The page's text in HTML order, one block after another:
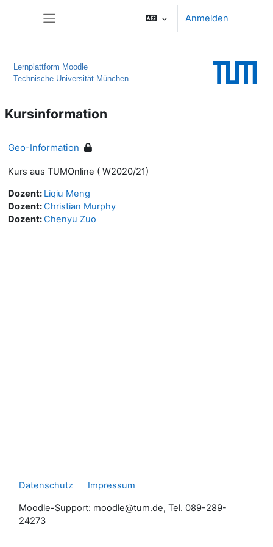
Anmelden
Lernplattform Moodle
Technische Universität München
Kursinformation
Geo-Information
Kurs aus TUMOnline ( W2020/21)
Dozent: Liqiu Meng
Dozent:Christian Murphy
Dozent:Chenyu Zuo
Datenschutz Impressum
Moodle-Support: moodle@tum.de, Tel. 089-289-
24273